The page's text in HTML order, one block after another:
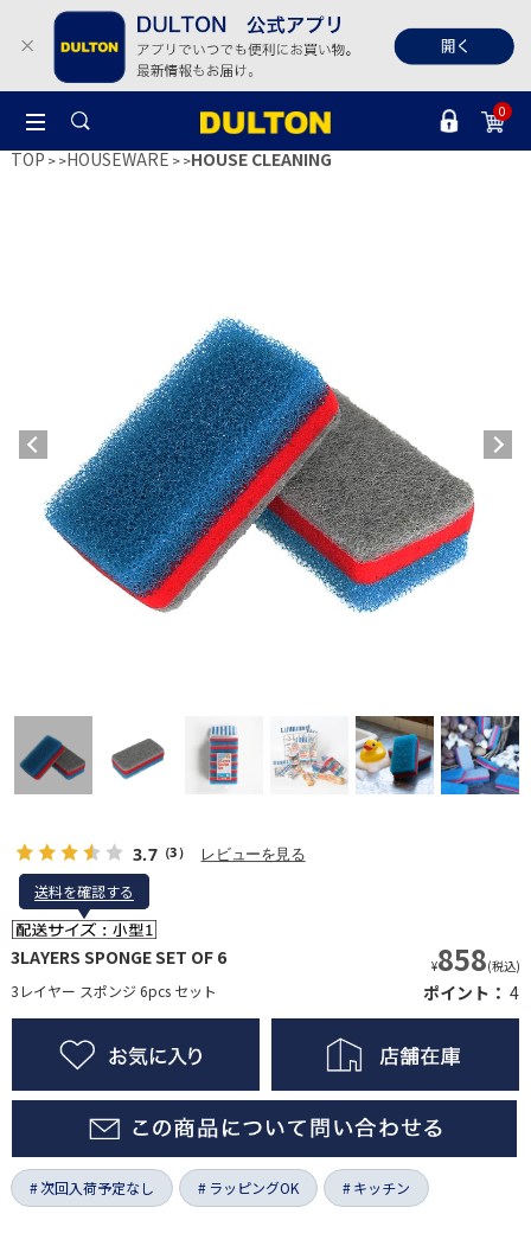
0
TOP >HOUSEWARE >HOUSE CLEANING
3.7（3） レビューを見る
送料を確認する
送料を確認する
3LAYERS SPONGE SET OF 6
3レイヤー スポンジ 6pcs セット
¥858(税込)
ポイント： 4
次回入荷予定なし ラッピングOK キッチン